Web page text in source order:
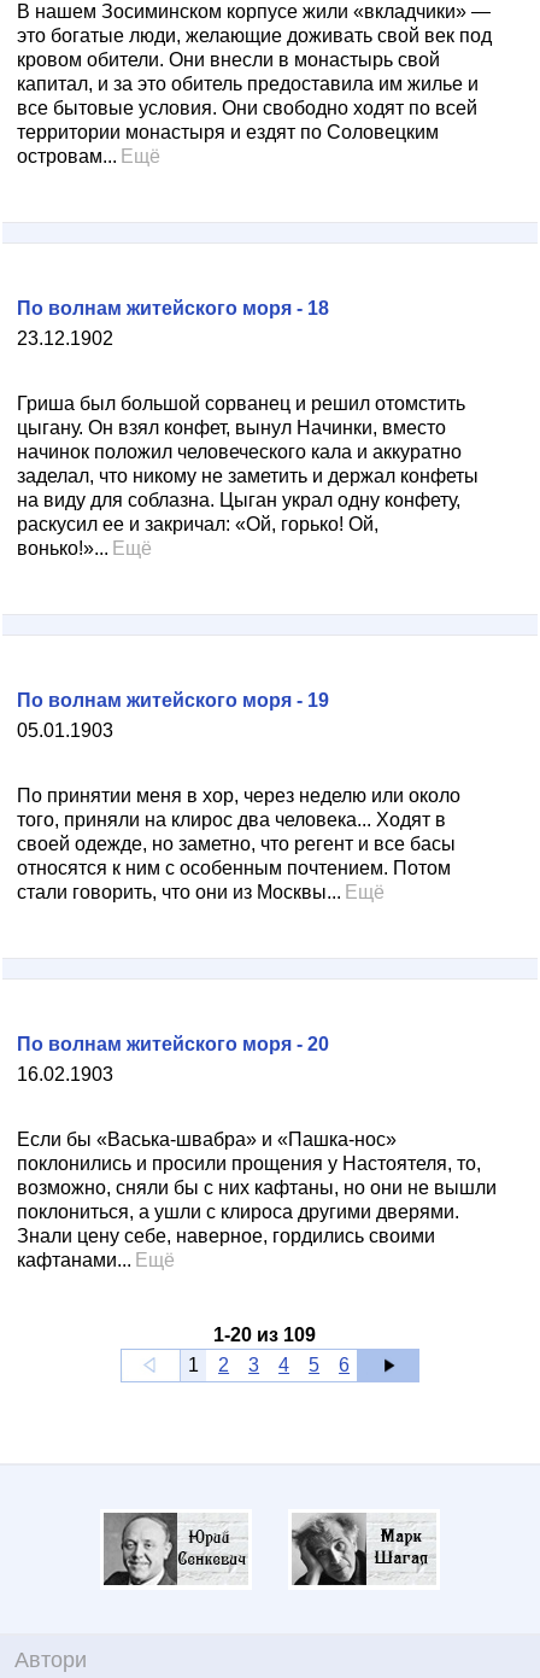
В нашем Зосиминском корпусе жили «вкладчики» —
это богатые люди, желающие доживать свой век под
кровом обители. Они внесли в монастырь свой
капитал, и за это обитель предоставила им жилье и
все бытовые условия. Они свободно ходят по всей
территории монастыря и ездят по Соловецким
островам... Ещё
23.12.1902
По волнам житейского моря - 18
Гриша был большой сорванец и решил отомстить
цыгану. Он взял конфет, вынул Начинки, вместо
начинок положил человеческого кала и аккуратно
заделал, что никому не заметить и держал конфеты
на виду для соблазна. Цыган украл одну конфету,
раскусил ее и закричал: «Ой, горько! Ой,
вонько!»... Ещё
05.01.1903
По волнам житейского моря - 19
По принятии меня в хор, через неделю или около
того, приняли на клирос два человека... Ходят в
своей одежде, но заметно, что регент и все басы
относятся к ним с особенным почтением. Потом
стали говорить, что они из Москвы... Ещё
16.02.1903
По волнам житейского моря - 20
Если бы «Васька-швабра» и «Пашка-нос»
поклонились и просили прощения у Настоятеля, то,
возможно, сняли бы с них кафтаны, но они не вышли
поклониться, а ушли с клироса другими дверями.
Знали цену себе, наверное, гордились своими
кафтанами... Ещё
1-20из 109
1
2 3 4 5 6
Автори